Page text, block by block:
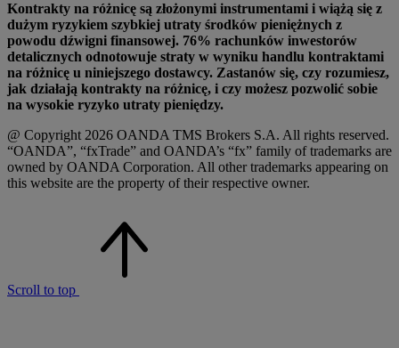
Kontrakty na różnicę są złożonymi instrumentami i wiążą się z
dużym ryzykiem szybkiej utraty środków pieniężnych z
powodu dźwigni finansowej. 76% rachunków inwestorów
detalicznych odnotowuje straty w wyniku handlu kontraktami
na różnicę u niniejszego dostawcy. Zastanów się, czy rozumiesz,
jak działają kontrakty na różnicę, i czy możesz pozwolić sobie
na wysokie ryzyko utraty pieniędzy.
@ Copyright 2026 OANDA TMS Brokers S.A. All rights reserved.
“OANDA”, “fxTrade” and OANDA’s “fx” family of trademarks are
owned by OANDA Corporation. All other trademarks appearing on
this website are the property of their respective owner.
Scroll to top